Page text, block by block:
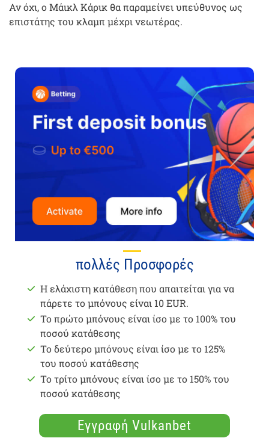
Αν όχι, ο Μάικλ Κάρικ θα παραμείνει υπεύθυνος ως
επιστάτης του κλαμπ μέχρι νεωτέρας.
πολλές Προσφορές
Η ελάχιστη κατάθεση που απαιτείται για να
πάρετε το μπόνους είναι 10 EUR.
Το πρώτο μπόνους είναι ίσο με το 100% του
ποσού κατάθεσης
Το δεύτερο μπόνους είναι ίσο με το 125%
του ποσού κατάθεσης
Το τρίτο μπόνους είναι ίσο με το 150% του
ποσού κατάθεσης
Εγγραφή Vulkanbet